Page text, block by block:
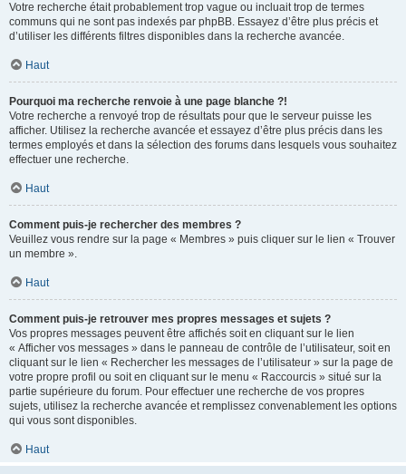
Votre recherche était probablement trop vague ou incluait trop de termes
communs qui ne sont pas indexés par phpBB. Essayez d’être plus précis et
d’utiliser les différents filtres disponibles dans la recherche avancée.
Haut
Pourquoi ma recherche renvoie à une page blanche ?!
Votre recherche a renvoyé trop de résultats pour que le serveur puisse les
afficher. Utilisez la recherche avancée et essayez d’être plus précis dans les
termes employés et dans la sélection des forums dans lesquels vous souhaitez
effectuer une recherche.
Haut
Comment puis-je rechercher des membres ?
Veuillez vous rendre sur la page « Membres » puis cliquer sur le lien « Trouver
un membre ».
Haut
Comment puis-je retrouver mes propres messages et sujets ?
Vos propres messages peuvent être affichés soit en cliquant sur le lien
« Afficher vos messages » dans le panneau de contrôle de l’utilisateur, soit en
cliquant sur le lien « Rechercher les messages de l’utilisateur » sur la page de
votre propre profil ou soit en cliquant sur le menu « Raccourcis » situé sur la
partie supérieure du forum. Pour effectuer une recherche de vos propres
sujets, utilisez la recherche avancée et remplissez convenablement les options
qui vous sont disponibles.
Haut